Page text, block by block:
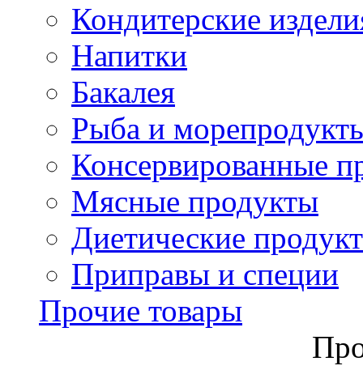
Кондитерские
Напитки
Бакалея
Рыба и
Консервированные
Мясные продукты
Диетические
Приправы и специи
Прочие товары